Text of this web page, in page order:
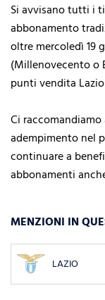
Si avvisano tutti i
abbonamento
oltre mercoledì 19
(Millenovecento o
punti vendita
Ci
adempimento nel
continuare a
abbonamenti
MENZIONI IN
LAZIO